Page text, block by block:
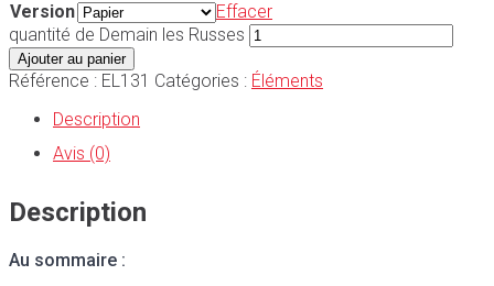
Version
Effacer
quantité de Demain les Russes
Ajouter au panier
Référence : EL131 Catégories : Éléments
Description
Avis (0)
Description
Au sommaire :